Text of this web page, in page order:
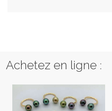
Achetez en ligne :